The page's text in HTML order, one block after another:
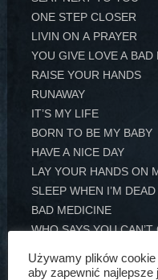
ONE STEP CLOSER
LIVIN ON A PRAYER
YOU GIVE LOVE A BAD
RAISE YOUR HANDS
RUNAWAY
IT’S MY LIFE
BORN TO BE MY BABY
HAVE A NICE DAY
LAY YOUR HANDS ON
SLEEP WHEN I’M DEAD
BAD MEDICINE
WHO SAYS YOU
ENCORE:
Używamy plików
aby zapewnić najlepsze